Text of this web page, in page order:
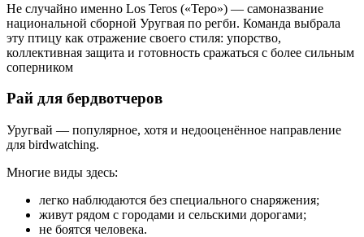
Не случайно именно Los Teros («Теро») — самоназвание
национальной сборной Уругвая по регби. Команда выбрала
эту птицу как отражение своего стиля: упорство,
коллективная защита и готовность сражаться с более сильным
соперником
Рай для бердвотчеров
Уругвай — популярное, хотя и недооценённое направление
для birdwatching.
Многие виды здесь:
легко наблюдаются без специального снаряжения;
живут рядом с городами и сельскими дорогами;
не боятся человека.